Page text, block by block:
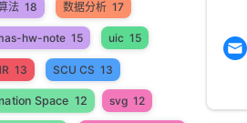
法 18 数据分析 17
hw-note 15 uic 15
13 SCU CS 13
Space 12 svg 12